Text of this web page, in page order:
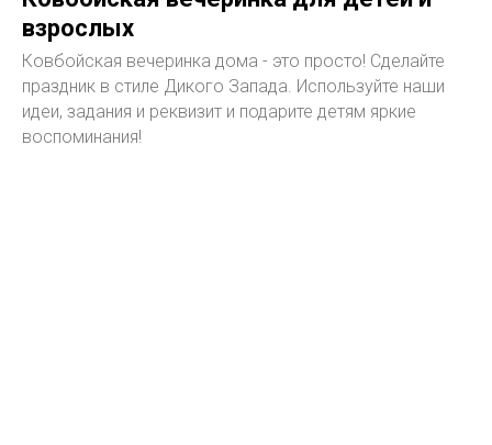
взрослых
Ковбойская вечеринка дома - это просто! Сделайте
праздник в стиле Дикого Запада. Используйте наши
идеи, задания и реквизит и подарите детям яркие
воспоминания!